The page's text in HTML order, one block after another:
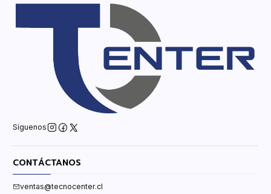
Síguenos
CONTÁCTANOS
ventas@tecnocenter.cl